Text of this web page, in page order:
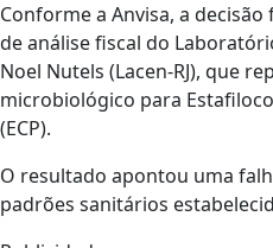
Conforme a Anvisa, a
de análise fiscal do
Noel Nutels (Lacen-RJ), que
microbiológico para
(ECP).
O resultado apontou uma
padrões sanitários